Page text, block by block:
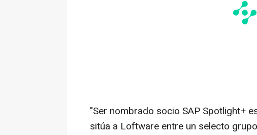
"Ser nombrado socio SAP Spotlight+
sitúa a Loftware entre un selecto